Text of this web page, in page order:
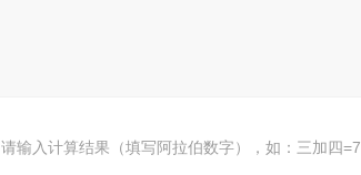
请输入计算结果（填写阿拉伯数字），如：三加四=7